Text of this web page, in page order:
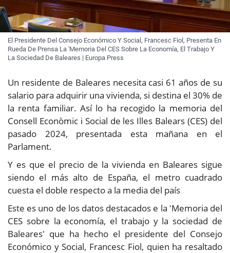
El Presidente Del Consejo Económico Y Social, Francesc Fiol, Presenta En
Rueda De Prensa La 'Memoria Del CES Sobre La Economía, El Trabajo Y
La Sociedad De Baleares | Europa Press
Un residente de Baleares necesita casi 61 años de su
salario para adquirir una vivienda, si destina el 30% de
la renta familiar. Así lo ha recogido la memoria del
Consell Econòmic i Social de les Illes Balears (CES) del
pasado 2024, presentada esta mañana en el
Parlament.
Y es que el precio de la vivienda en Baleares sigue
siendo el más alto de España, el metro cuadrado
cuesta el doble respecto a la media del país
Este es uno de los datos destacados e la 'Memoria del
CES sobre la economía, el trabajo y la sociedad de
Baleares' que ha hecho el presidente del Consejo
Económico y Social, Francesc Fiol, quien ha resaltado